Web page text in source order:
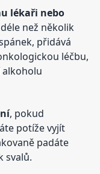
lékaři nebo
než několik
přidává
léčbu,
alkoholu
, pokud
potíže vyjít
padáte
svalů.